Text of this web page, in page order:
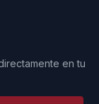
en tu